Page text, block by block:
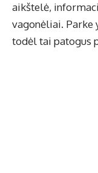
aikštelė,
vagonėliai.
todėl tai patogus